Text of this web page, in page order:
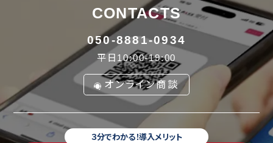
CONTACTS
050-8881-0934
平日10:00-19:00
オンライン商談
３分でわかる！導入メリット